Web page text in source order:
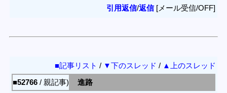
引用返信/返信[メール受信/OFF]
■記事リスト / ▼下のスレッド / ▲上のスレッド
■52766 / 親記事)
進路